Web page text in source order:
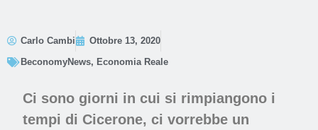
Carlo Cambi
Ottobre 13, 2020
BeconomyNews, Economia Reale
Ci sono giorni in cui si rimpiangono i
tempi di Cicerone, ci vorrebbe un